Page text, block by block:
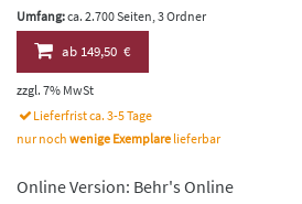
Umfang:ca. 2.700 Seiten, 3 Ordner
ab149,50 €
zzgl. 7% MwSt
Lieferfrist ca. 3-5 Tage
nur noch wenige Exemplare lieferbar
Online Version: Behr's Online